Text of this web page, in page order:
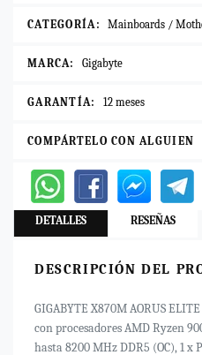
CATEGORÍA: Mainboards /
MARCA: Gigabyte
GARANTÍA: 12 meses
COMPÁRTELO CON ALGUIEN
DETALLES RESEÑAS
DESCRIPCIÓN DEL
GIGABYTE X870M AORUS
con procesadores AMD Ryzen
hasta 8200 MHz DDR5 (OC), 1 x